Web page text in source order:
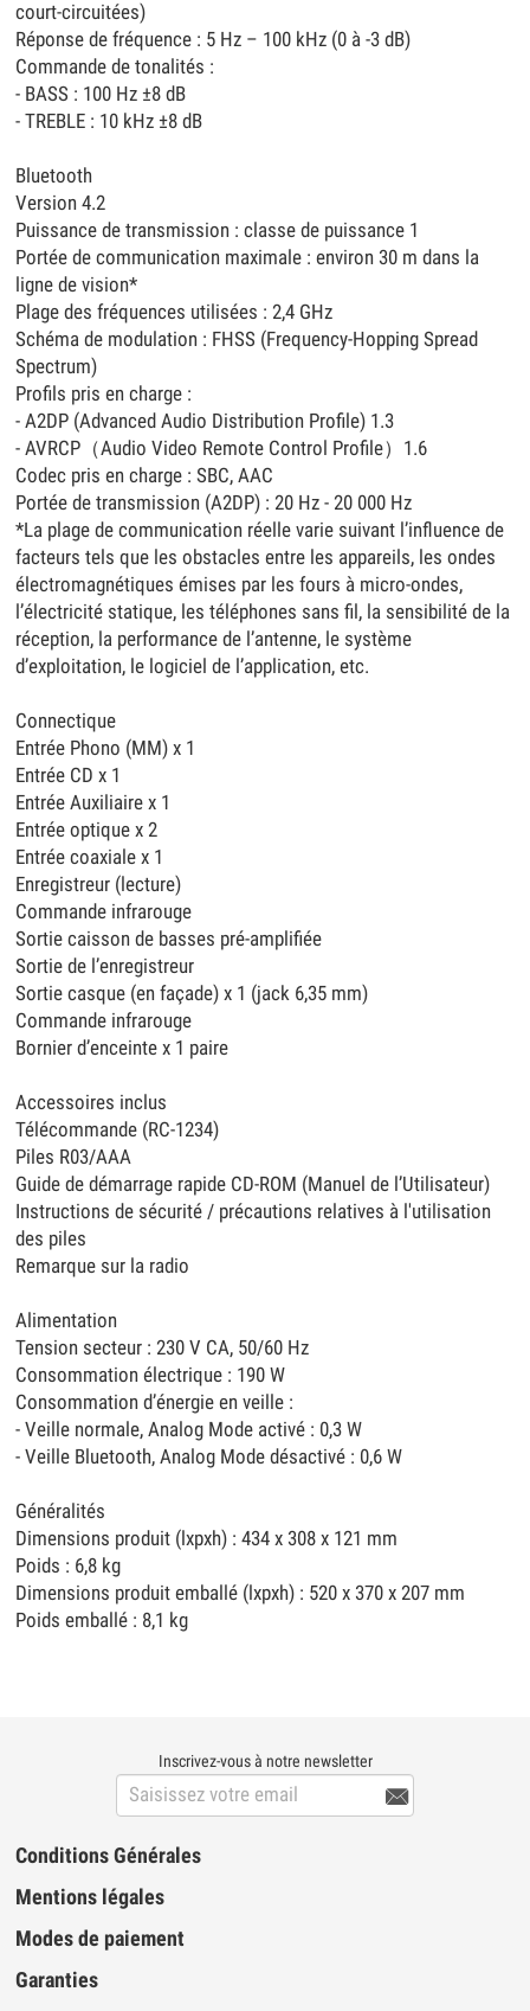
court-circuitées)
Réponse de fréquence : 5 Hz – 100 kHz (0 à -3 dB)
Commande de tonalités :
- BASS : 100 Hz ±8 dB
- TREBLE : 10 kHz ±8 dB
Bluetooth
Version 4.2
Puissance de transmission : classe de puissance 1
Portée de communication maximale : environ 30 m dans la
ligne de vision*
Plage des fréquences utilisées : 2,4 GHz
Schéma de modulation : FHSS (Frequency-Hopping Spread
Spectrum)
Profils pris en charge :
- A2DP (Advanced Audio Distribution Profile) 1.3
- AVRCP（Audio Video Remote Control Profile）1.6
Codec pris en charge : SBC, AAC
Portée de transmission (A2DP) : 20 Hz - 20 000 Hz
*La plage de communication réelle varie suivant l’influence de
facteurs tels que les obstacles entre les appareils, les ondes
électromagnétiques émises par les fours à micro-ondes,
l’électricité statique, les téléphones sans fil, la sensibilité de la
réception, la performance de l’antenne, le système
d’exploitation, le logiciel de l’application, etc.
Connectique
Entrée Phono (MM) x 1
Entrée CD x 1
Entrée Auxiliaire x 1
Entrée optique x 2
Entrée coaxiale x 1
Enregistreur (lecture)
Commande infrarouge
Sortie caisson de basses pré-amplifiée
Sortie de l’enregistreur
Sortie casque (en façade) x 1 (jack 6,35 mm)
Commande infrarouge
Bornier d’enceinte x 1 paire
Accessoires inclus
Télécommande (RC-1234)
Piles R03/AAA
Guide de démarrage rapide CD-ROM (Manuel de l’Utilisateur)
Instructions de sécurité / précautions relatives à l'utilisation
des piles
Remarque sur la radio
Alimentation
Tension secteur : 230 V CA, 50/60 Hz
Consommation électrique : 190 W
Consommation d’énergie en veille :
- Veille normale, Analog Mode activé : 0,3 W
- Veille Bluetooth, Analog Mode désactivé : 0,6 W
Généralités
Dimensions produit (lxpxh) : 434 x 308 x 121 mm
Poids : 6,8 kg
Dimensions produit emballé (lxpxh) : 520 x 370 x 207 mm
Poids emballé : 8,1 kg
Inscrivez-vous à notre newsletter

Conditions Générales
Mentions légales
Modes de paiement
Garanties